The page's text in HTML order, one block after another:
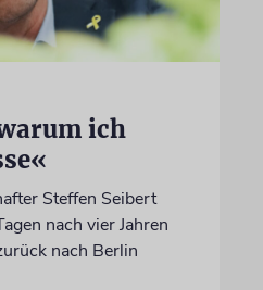
ich
Steffen Seibert
nach vier Jahren
nach Berlin